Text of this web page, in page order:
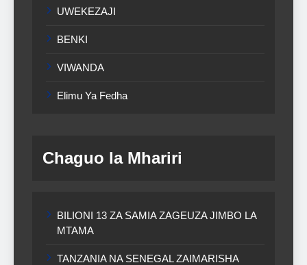
UWEKEZAJI
BENKI
VIWANDA
Elimu Ya Fedha
Chaguo la Mhariri
BILIONI 13 ZA SAMIA ZAGEUZA JIMBO LA
MTAMA
TANZANIA NA SENEGAL ZAIMARISHA